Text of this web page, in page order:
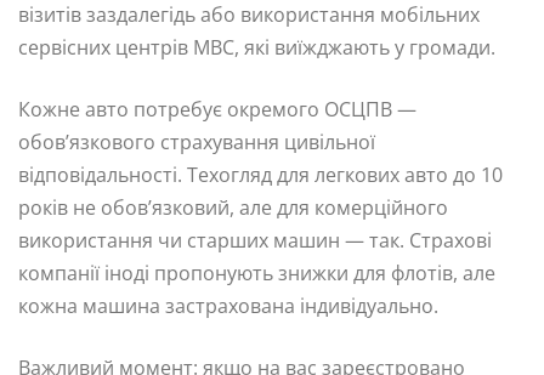
візитів заздалегідь або використання мобільних
сервісних центрів МВС, які виїжджають у громади.
Кожне авто потребує окремого ОСЦПВ —
обов’язкового страхування цивільної
відповідальності. Техогляд для легкових авто до 10
років не обов’язковий, але для комерційного
використання чи старших машин — так. Страхові
компанії іноді пропонують знижки для флотів, але
кожна машина застрахована індивідуально.
Важливий момент: якщо на вас зареєстровано